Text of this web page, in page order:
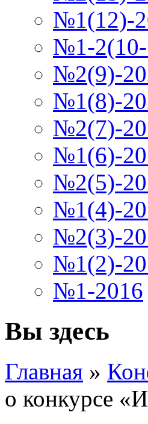
№1(12)-
№1-2(10-
№2(9)-
№1(8)-
№2(7)-
№1(6)-
№2(5)-
№1(4)-
№2(3)-
№1(2)-
№1-2016
Вы здесь
Главная »
о конкурсе